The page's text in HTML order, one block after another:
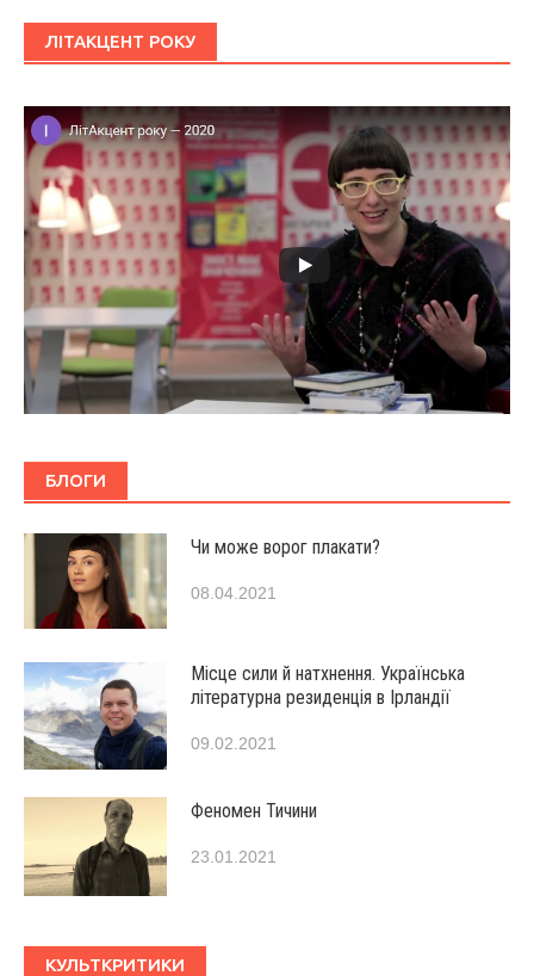
ЛІТАКЦЕНТ РОКУ
БЛОГИ
Чи може ворог плакати?
08.04.2021
Місце сили й натхнення. Українська
літературна резиденція в Ірландії
09.02.2021
Феномен Тичини
23.01.2021
КУЛЬТКРИТИКИ